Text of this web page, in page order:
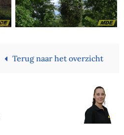
Terug naar het overzicht